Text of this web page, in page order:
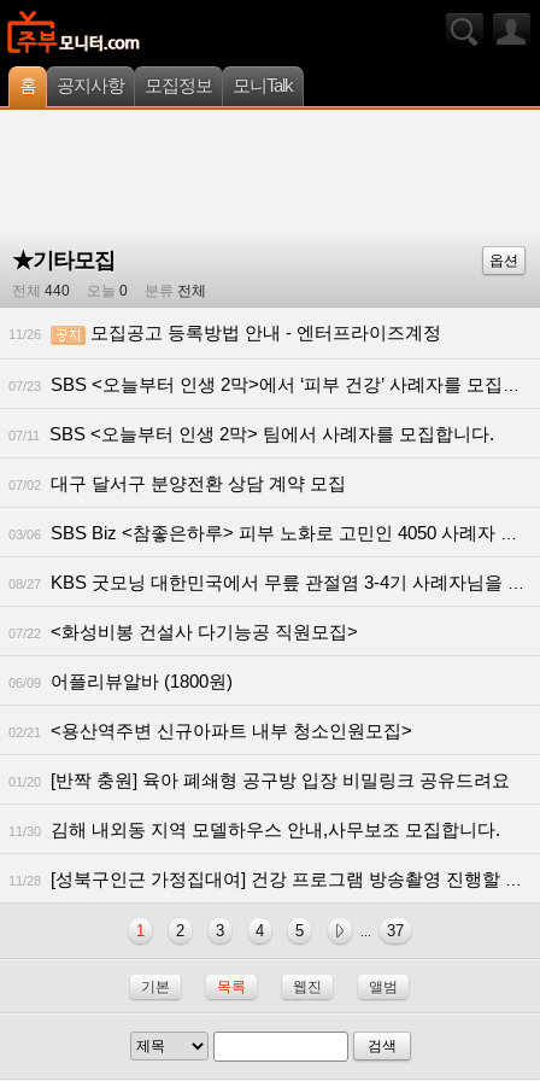
홈 공지사항 모집정보 모니Talk
★기타모집
옵션
전체 440 오늘 0 분류 전체
11/26 모집공고 등록방법 안내 - 엔터프라이즈계정
07/23 SBS <오늘부터 인생 2막>에서 ‘피부 건강’ 사례자를 모집합니다!
07/11 SBS <오늘부터 인생 2막> 팀에서 사례자를 모집합니다.
07/02 대구 달서구 분양전환 상담 계약 모집
03/06 SBS Biz <참좋은하루> 피부 노화로 고민인 4050 사례자 모십니다 (3월 12일)
08/27 KBS 굿모닝 대한민국에서 무릎 관절염 3-4기 사례자님을 모십니다
07/22 <화성비봉 건설사 다기능공 직원모집>
06/09 어플리뷰알바 (1800원)
02/21 <용산역주변 신규아파트 내부 청소인원모집>
01/20 [반짝 충원] 육아 폐쇄형 공구방 입장 비밀링크 공유드려요
11/30 김해 내외동 지역 모델하우스 안내,사무보조 모집합니다.
11/28 [성북구인근 가정집대여] 건강 프로그램 방송촬영 진행할 가정집
1 2 3 4 5 37
기본 목록 웹진 앨범
검색